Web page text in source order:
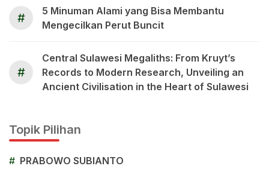
#
5 Minuman Alami yang Bisa Membantu
Mengecilkan Perut Buncit
#
Central Sulawesi Megaliths: From Kruyt’s
Records to Modern Research, Unveiling an
Ancient Civilisation in the Heart of Sulawesi
Topik Pilihan
# PRABOWO SUBIANTO